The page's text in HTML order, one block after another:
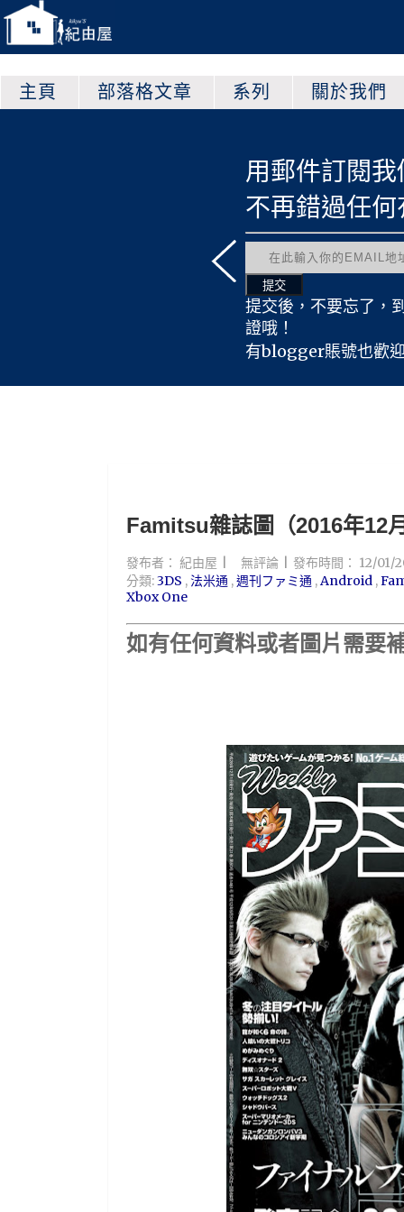
主頁 部落格文章 系列 關於我們
用郵件訂閱
不再錯過任
提交後，不要忘了，
證哦！
有blogger賬號也歡
Famitsu雜誌圖（2016年12
發布者： 紀由屋 無評論 發布時間： 12/01/
分類:3DS , 法米通 ,週刊ファミ通 ,Android ,
Xbox One
如有任何資料或者圖片需要